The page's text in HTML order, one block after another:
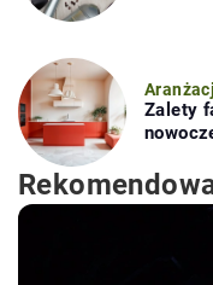
Zalety